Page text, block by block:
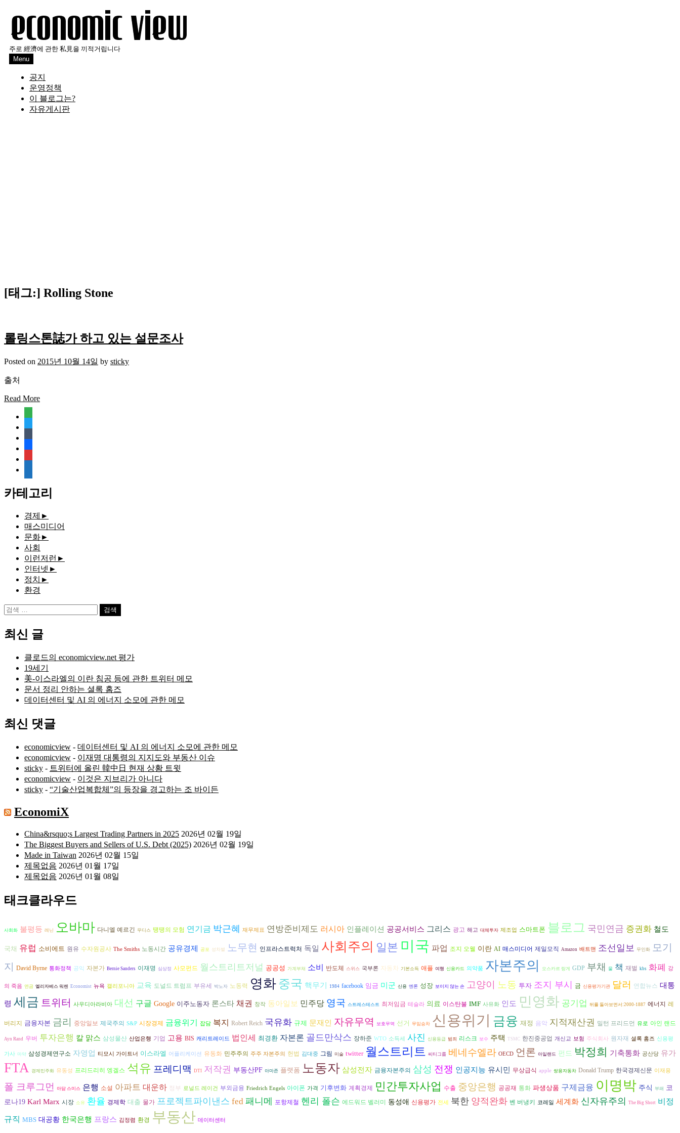
주로 經濟에 관한 私見을 끼적거립니다
Menu
공지
운영정책
이 블로그는?
자유게시판
[태그:] Rolling Stone
롤링스톤誌가 하고 있는 설문조사
Posted on 2015년 10월 14일 by sticky
출처
Read More
document
카테고리
경제 ►
매스미디어
문화►
사회
이런저런 ►
인터넷 ►
정치 ►
환경
검
최신 글
클로드의 economicview.net 평가
19세기
美-이스라엘의 이란 침공 등에 관한 트위터 메모
문서 정리 안하는 셜록 홈즈
데이터센터 및 AI 의 에너지 소모에 관한 메모
최신 댓글
economicview - 데이터센터 및 AI 의 에너지 소모에 관한 메모
economicview - 이재명 대통령의 지지도와 부동산 이슈
sticky - 트위터에 올린 韓中日 현재 상황 트윗
economicview - 이것은 지브리가 아니다
sticky - “기술산업복합체”의 등장을 경고하는 조 바이든
EconomiX
China&rsquo;s Largest Trading Partners in 2025 2026년 02월 19일
The Biggest Buyers and Sellers of U.S. Debt (2025) 2026년 02월 19일
Made in Taiwan 2026년 02월 15일
제목없음 2026년 01월 17일
제목없음 2026년 01월 08일
태크클라우드
사회화 불평등 레닌 오바마 다니엘 예르긴 무디스 땡땡의 모험 연기금 박근혜 재무제표 연방준비제도 러시아 인플레이션 공공서비스 그리스 광고 해고 대체투자 제조업 스마트폰 블로그 국민연금 증권화 철도
국채 유럽 소비에트 원유 수자원공사 The Smiths 노동시간 공유경제 공포 성차별 노무현 인프라스트럭처 독일 사회주의 일본 미국 파업 조지 오웰 이란 AI 매스미디어 제일모직 Amazon 배트맨 조선일보 무인화
모기
지 David Byrne 통화정책 공익 자본가 Bernie Sanders 이재명 심상정 사모펀드 월스트리트저널 공공성 가계부채 소비 반도체 스위스 국부론 자동차 기본소득 애플 여행 신용카드 의약품 자본주의 오스카르 랑게 GDP 부채 물 책 재벌 kbs 화폐 강
의 죽음 연금 엘리자베스 워렌 Economist 뉴욕 캘리포니아 교육 도널드 트럼프 부유세 박노자 노동력 영화중국 핵무기 1984 facebook 임금 미군 신용 엔론 성장 보이지 않는 손 고양이 노동 투자 조지 부시 금 신용평가기관 달러 연합뉴스 대통
령 세금 트위터 사우디아라비아 대선 구글 Google 이주노동자 론스타 채권 창작 동아일보 민주당 영국 스트레스테스트 최저임금 테슬라 의료 이스탄불 IMF 사유화 인도 민영화 공기업 뒤를 돌아보면서:2000-1887 에너지 레
버리지 금융자본 금리 중앙일보 제국주의 S&P 시장경제 금융위기 잡담 복지 Robert Reich 국유화 규제 문재인 자유무역 보호무역 선거 무임승차 신용위기 금융 재정 음악 지적재산권 밀턴 프리드먼 유로 아인 랜드
Ayn Rand 우버 투자은행 칼 맑스 삼성물산 산업은행 기업 고용 BIS 캐리트레이드 법인세 최경환 자본론 골드만삭스 장하준 WTO 소득세 사진 신용등급 범죄 리스크 보수 주택 TSMC 한진중공업 개신교 보험 주식회사 원자재 셜록 홈즈 신용평
가사 마약 삼성경제연구소 자영업 티모시 가이트너 이스라엘 어플리케이션 유동화 민주주의 주주 자본주의 헌법 김대중 그림 미술 twitter 월스트리트 씨티그룹 베네수엘라 OECD 언론 아일랜드 펀드 박정희 기축통화 공산당 유가
FTA 경제민주화 유동성 프리드리히 엥겔스 석유 프레디맥 DTI 저작권 부동산PF 아마존 플랫폼 노동자 삼성전자 금융자본주의 삼성 전쟁 인공지능 유시민 무상급식 apple 쌍용자동차 Donald Trump 한국경제신문 이재용
폴 크루그먼 아담 스미스 은행 소설 아파트 대운하 정부 로널드 레이건 부외금융 Friedrich Engels 아이폰 가격 기후변화 계획경제 민간투자사업 수출 중앙은행 공공재 통화 파생상품 구제금융 이명박 주식 부패
코
로나19 Karl Marx 시장 소유 환율 경제학 대출 물가 프로젝트파이낸스 fed 패니메 포항제철 헨리 폴슨 에드워드 벨러미 동성애 신용평가 전세 북한 양적완화 벤 버냉키 코레일 세계화 신자유주의 The Big Short 비정
규직 MBS 대공황 한국은행 프랑스 김정렴 환경 부동산 데이터센터